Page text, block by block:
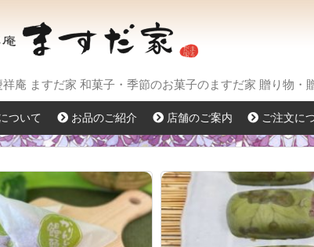
庵 ますだ家 和菓子・季節のお菓子のますだ家 贈り物・
ついて お品のご紹介 店舗のご案内 ご注文に